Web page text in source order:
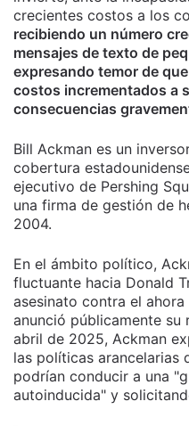
crecientes costos a los
recibiendo un número
mensajes de texto de
expresando temor de
costos incrementados a
consecuencias
​Bill Ackman es un
cobertura
ejecutivo de Pershing
una firma de gestión de
2004.
En el ámbito político,
fluctuante hacia Donald
asesinato contra el
anunció públicamente su
abril de 2025, Ackman
las políticas arancelarias
podrían conducir a una
autoinducida" y